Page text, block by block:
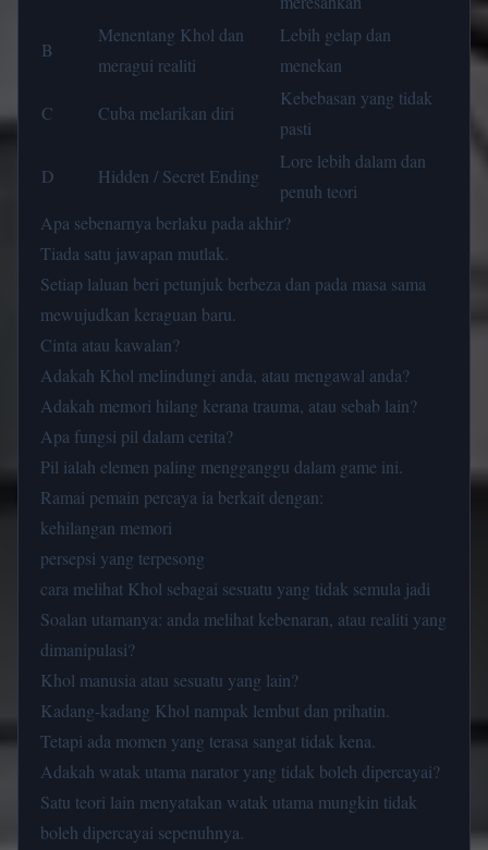
B
Menentang Khol dan
meragui realiti
Lebih gelap dan
menekan
C Cuba melarikan diri
Kebebasan yang tidak
pasti
D Hidden / Secret Ending
Lore lebih dalam dan
penuh teori
Apa sebenarnya berlaku pada akhir?
Tiada satu jawapan mutlak.
Setiap laluan beri petunjuk berbeza dan pada masa sama
mewujudkan keraguan baru.
Cinta atau kawalan?
Adakah Khol melindungi anda, atau mengawal anda?
Adakah memori hilang kerana trauma, atau sebab lain?
Apa fungsi pil dalam cerita?
Pil ialah elemen paling mengganggu dalam game ini.
Ramai pemain percaya ia berkait dengan:
kehilangan memori
persepsi yang terpesong
cara melihat Khol sebagai sesuatu yang tidak semula jadi
Soalan utamanya: anda melihat kebenaran, atau realiti yang
dimanipulasi?
Khol manusia atau sesuatu yang lain?
Kadang-kadang Khol nampak lembut dan prihatin.
Tetapi ada momen yang terasa sangat tidak kena.
Adakah watak utama narator yang tidak boleh dipercayai?
Satu teori lain menyatakan watak utama mungkin tidak
boleh dipercayai sepenuhnya.